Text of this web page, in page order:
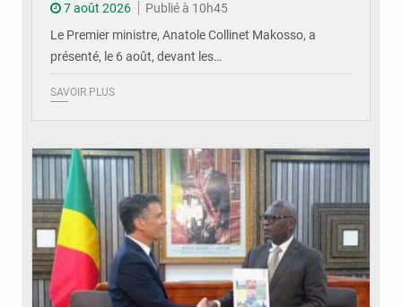
7 août 2026
Publié à 10h45
Le Premier ministre, Anatole Collinet Makosso, a
présenté, le 6 août, devant les…
SAVOIR PLUS